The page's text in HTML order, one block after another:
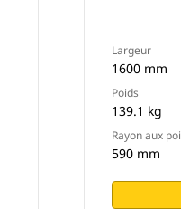
Largeur
1600 mm
Poids
139.1 kg
Rayon aux
590 mm